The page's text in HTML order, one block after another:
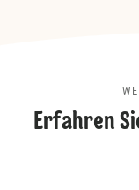
Erfahren